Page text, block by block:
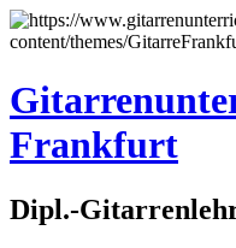
Frankfurt
Dipl.-